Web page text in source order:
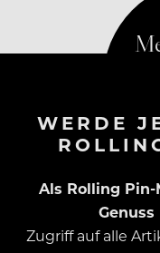
WERDE
Als Rolling
Zugriff auf alle